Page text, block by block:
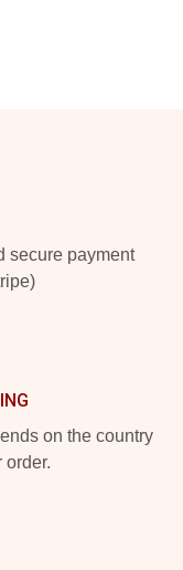
secure payment
on the country
order.